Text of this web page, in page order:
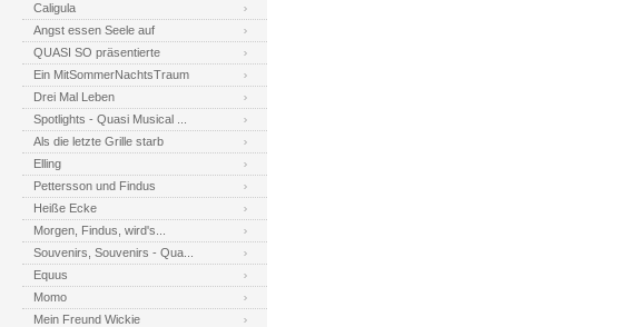
Caligula
Angst essen Seele auf
QUASI SO präsentierte
Ein MitSommerNachtsTraum
Drei Mal Leben
Spotlights - Quasi Musical ...
Als die letzte Grille starb
Elling
Pettersson und Findus
Heiße Ecke
Morgen, Findus, wird's...
Souvenirs, Souvenirs - Qua...
Equus
Momo
Mein Freund Wickie